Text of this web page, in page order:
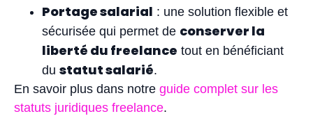
Portage salarial : une solution flexible et
sécurisée qui permet de conserver la
liberté du freelance tout en bénéficiant
du statut salarié.
En savoir plus dans notre guide complet sur les
statuts juridiques freelance.